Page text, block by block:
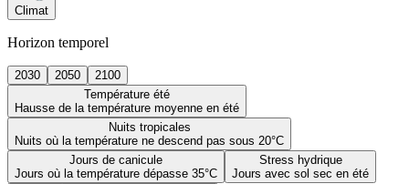
Climat
Horizon temporel
2030 2050
2100
Température été
Hausse de la température moyenne en été
Nuits tropicales
Nuits où la température ne descend pas sous 20°C
Jours de canicule
Jours où la température dépasse 35°C
Stress hydrique
Jours avec sol sec en été